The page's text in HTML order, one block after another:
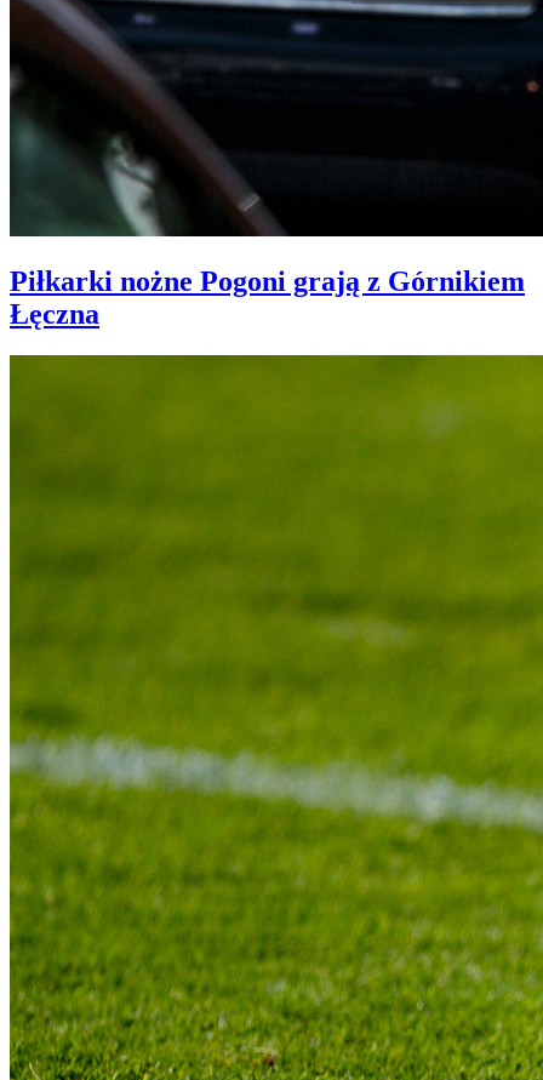
Piłkarki nożne Pogoni grają z Górnikiem
Łęczna